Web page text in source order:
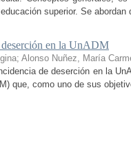
superior. Se
deserción en la UnADM
; Alonso Nuñez, María
de deserción en la
que, como uno de sus